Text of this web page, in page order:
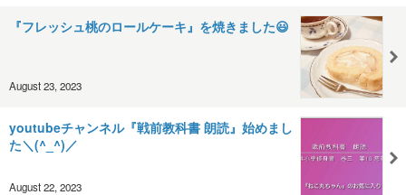
『フレッシュ桃のロールケーキ』を焼きました😃
August 23, 2023
youtubeチャンネル『戦前教科書 朗読』始めまし
た＼(^_^)／
August 22, 2023